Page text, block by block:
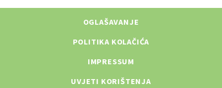
OGLAŠAVANJE
POLITIKA KOLAČIĆA
IMPRESSUM
UVJETI KORIŠTENJA